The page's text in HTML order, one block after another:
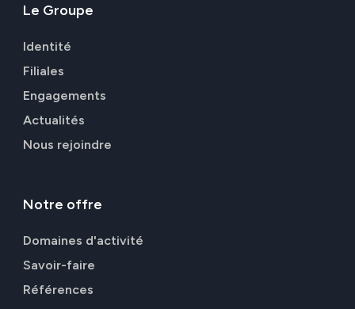
Le Groupe
Identité
Filiales
Engagements
Actualités
Nous rejoindre
Notre offre
Domaines d'activité
Savoir-faire
Références